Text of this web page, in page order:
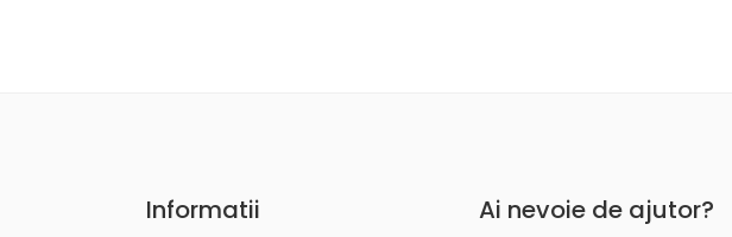
Informatii Ai nevoie de ajutor?